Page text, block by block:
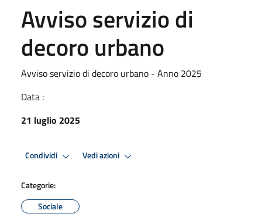
Avviso servizio di
decoro urbano
Avviso servizio di decoro urbano - Anno 2025
Data :
21 luglio 2025
Condividi Vedi azioni
Categorie:
Sociale